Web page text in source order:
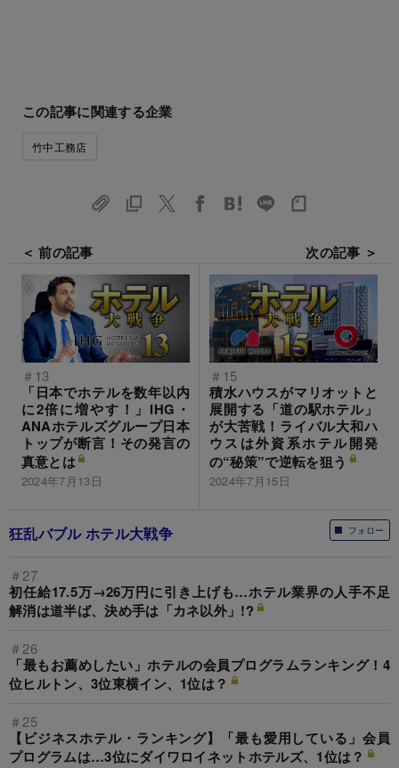
この記事に関連する企業
竹中工務店
＜ 前の記事
＃13
「日本でホテルを数年以内
に2倍に増やす！」IHG・
ANAホテルズグループ日本
トップが断言！その発言の
真意とは
2024年7月13日
次の記事 ＞
＃15
積水ハウスがマリオットと
展開する「道の駅ホテル」
が大苦戦！ライバル大和ハ
ウスは外資系ホテル開発
の“秘策”で逆転を狙う
2024年7月15日
フォロー
狂乱バブル ホテル大戦争
＃27
初任給17.5万→26万円に引き上げも…ホテル業界の人手不足
解消は道半ば、決め手は「カネ以外」!?
＃26
「最もお薦めしたい」ホテルの会員プログラムランキング！4
位ヒルトン、3位東横イン、1位は？
＃25
【ビジネスホテル・ランキング】「最も愛用している」会員
プログラムは…3位にダイワロイネットホテルズ、1位は？